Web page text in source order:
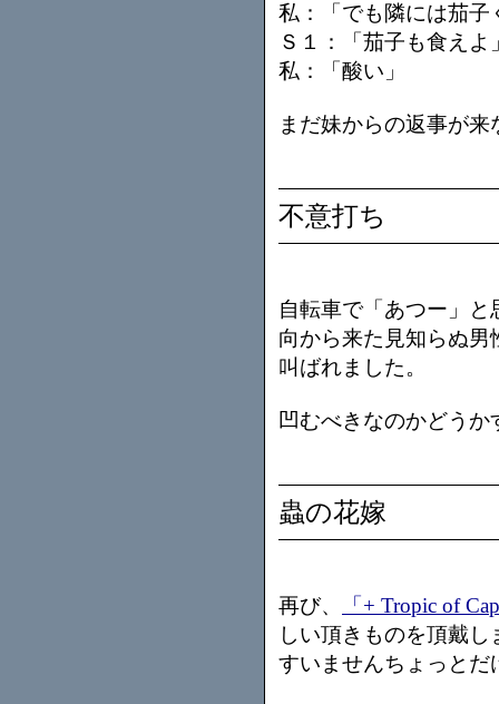
私：「でも隣には茄子
Ｓ１：「茄子も食えよ
私：「酸い」
まだ妹からの返事が
不意打ち
自転車で「あつー」
向から来た見知らぬ
叫ばれました。
凹むべきなのかどう
蟲の花嫁
再び、
「+ Tropic of
しい頂きものを頂戴し
すいませんちょっとだ